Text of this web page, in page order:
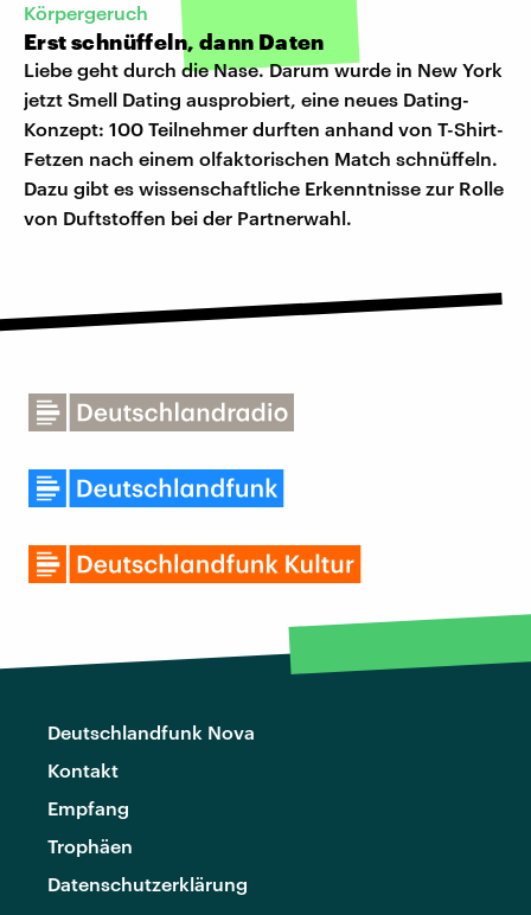
Körpergeruch
Erst schnüffeln, dann Daten
Liebe geht durch die Nase. Darum wurde in New York
jetzt Smell Dating ausprobiert, eine neues Dating-
Konzept: 100 Teilnehmer durften anhand von T-Shirt-
Fetzen nach einem olfaktorischen Match schnüffeln.
Dazu gibt es wissenschaftliche Erkenntnisse zur Rolle
von Duftstoffen bei der Partnerwahl.
Deutschlandfunk Nova
Kontakt
Empfang
Trophäen
Datenschutzerklärung